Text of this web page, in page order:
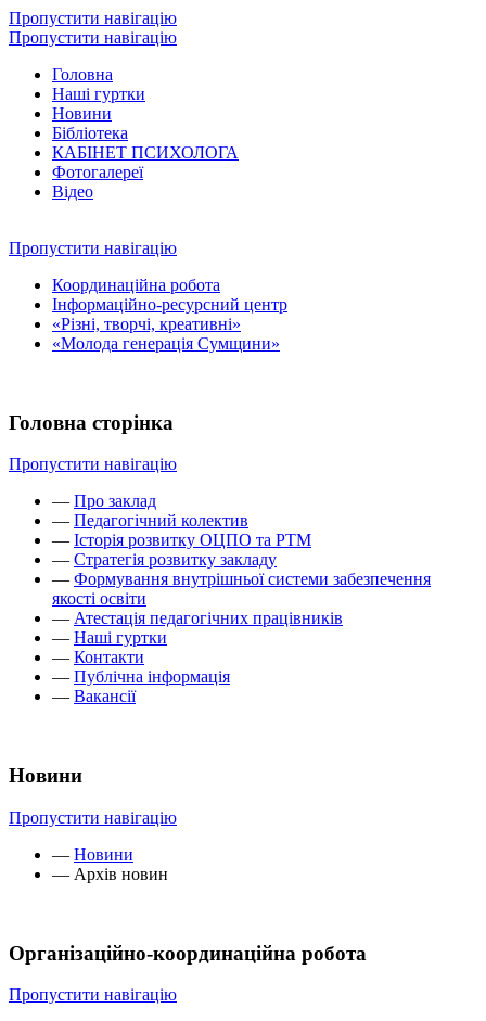
Пропустити навігацію
Пропустити навігацію
Головна
Наші гуртки
Новини
Бібліотека
КАБІНЕТ ПСИХОЛОГА
Фотогалереї
Відео
Пропустити навігацію
Координаційна робота
Інформаційно-ресурсний центр
«Різні, творчі, креативні»
«Молода генерація Сумщини»
Головна сторінка
Пропустити навігацію
— Про заклад
— Педагогічний колектив
— Історія розвитку ОЦПО та РТМ
— Стратегія розвитку закладу
— Формування внутрішньої системи забезпечення
якості освіти
— Атестація педагогічних працівників
— Наші гуртки
— Контакти
— Публічна інформація
— Вакансії
Новини
Пропустити навігацію
— Новини
— Архів новин
Організаційно-координаційна робота
Пропустити навігацію